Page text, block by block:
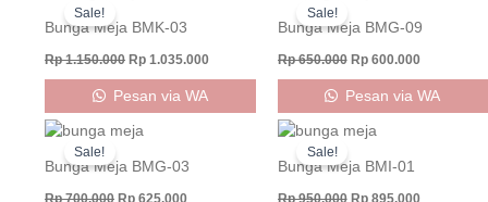
Sale!
Bunga Meja BMK-03
Rp1.150.000
was:
Rp 1.035.000
Pesan via WA
Sale!
Bunga Meja BMG-09
Rp650.000
was:
Rp 650.000.
Rp600.000
is:
Pesan via WA
Sale!
Bunga Meja BMG-03
Original
was:
Rp 700.000.
is:
Sale!
Bunga Meja BMI-01
Original
was:
Rp 950.000.